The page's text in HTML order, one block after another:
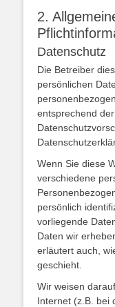
2.
Datenschutz
Die Betreiber
persönlichen
entsprechend
Wenn Sie diese
verschiedene
persönlich
vorliegende
Daten wir
erläutert auch,
geschieht.
Wir weisen
Internet (z.B. bei